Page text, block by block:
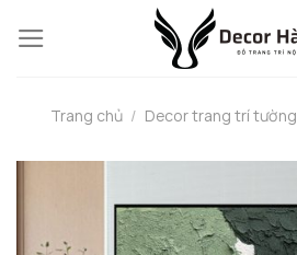
to
Trang chủ / Decor trang trí tường